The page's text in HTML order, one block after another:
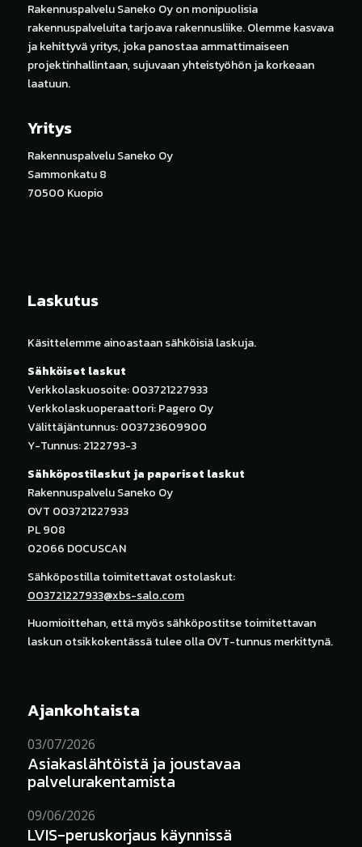
Rakennuspalvelu Saneko Oy on monipuolisia
rakennuspalveluita tarjoava rakennusliike. Olemme kasvava
ja kehittyvä yritys, joka panostaa ammattimaiseen
projektinhallintaan, sujuvaan yhteistyöhön ja korkeaan
laatuun.
Yritys
Rakennuspalvelu Saneko Oy
Sammonkatu 8
70500 Kuopio
Laskutus
Käsittelemme ainoastaan sähköisiä laskuja.
Sähköiset laskut
Verkkolaskuosoite: 003721227933
Verkkolaskuoperaattori: Pagero Oy
Välittäjäntunnus: 003723609900
Y-Tunnus: 2122793-3
Sähköpostilaskut ja paperiset laskut
Rakennuspalvelu Saneko Oy
OVT 003721227933
PL 908
02066 DOCUSCAN
Sähköpostilla toimitettavat ostolaskut:
003721227933@xbs-salo.com
Huomioittehan, että myös sähköpostitse toimitettavan
laskun otsikkokentässä tulee olla OVT-tunnus merkittynä.
Ajankohtaista
03/07/2026
Asiakaslähtöistä ja joustavaa
palvelurakentamista
09/06/2026
LVIS-peruskorjaus käynnissä